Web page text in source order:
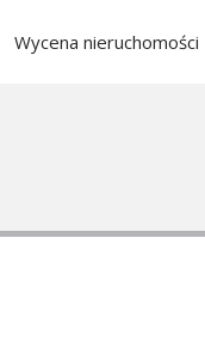
Wycena nieruchomości